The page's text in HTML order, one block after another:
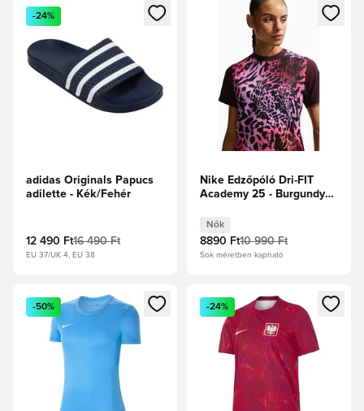
Megnyit egy modált a bejelentkezéshez vagy a tagként
-24%
adidas Originals Papucs
adilette - Kék/Fehér
12 490 Ft16 490 Ft
EU 37/UK 4, EU 38
Megnyit egy modált a
Nike Edzőpóló Dri-FIT
Academy 25 - Burgundy
Nők
8890 Ft10 990 Ft
Sok méretben kapható
Megnyit egy modált a bejelentkezéshez vagy a tagként
-50%
Megnyit egy modált a
-24%